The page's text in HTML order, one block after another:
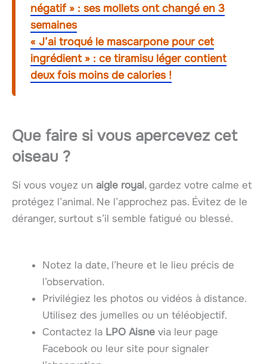
négatif » : ses mollets ont changé en 3
semaines
« J’ai troqué le mascarpone pour cet
ingrédient » : ce tiramisu léger contient
deux fois moins de calories !
Que faire si vous apercevez cet
oiseau ?
Si vous voyez un aigle royal, gardez votre calme et
protégez l’animal. Ne l’approchez pas. Évitez de le
déranger, surtout s’il semble fatigué ou blessé.
Notez la date, l’heure et le lieu précis de
l’observation.
Privilégiez les photos ou vidéos à distance.
Utilisez des jumelles ou un téléobjectif.
Contactez la LPO Aisne via leur page
Facebook ou leur site pour signaler